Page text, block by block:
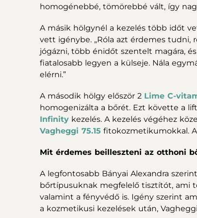
homogénebbé, tömörebbé vált, így
A másik hölgynél a kezelés több időt
vett igénybe. „Róla azt érdemes
jógázni, több énidőt szentelt magára,
fiatalosabb legyen a külseje. Nála
elérni.”
A második hölgy először 2 Lime C-
homogenizálta a bőrét. Ezt követte a
Infinity kezelés. A kezelés végéhez
Vagheggi 75.15 fitokozmetikumokkal.
Mit érdemes beilleszteni az otthoni
A legfontosabb Bányai Alexandra
bőrtípusuknak megfelelő tisztítót, ami
valamint a fényvédő is. Igény szerint
a kozmetikusi kezelések után,